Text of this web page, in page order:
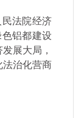
法院经济
铝都建设
展大局，
法治化营商